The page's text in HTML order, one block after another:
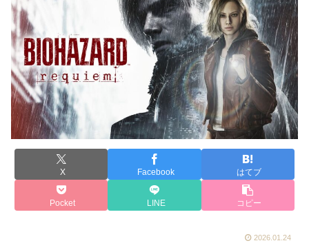
X Facebook はてブ
Pocket LINE コピー
2026.01.24